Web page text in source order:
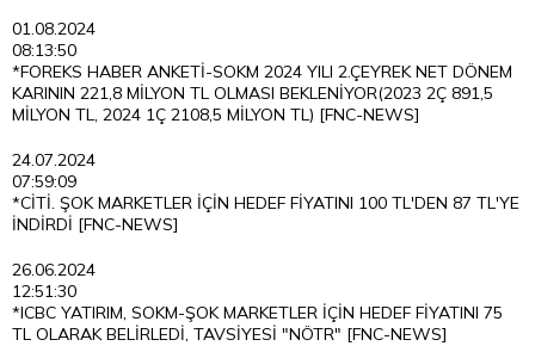
01.08.2024
08:13:50
*FOREKS HABER ANKETİ-SOKM 2024 YILI 2.ÇEYREK NET DÖNEM
KARININ 221,8 MİLYON TL OLMASI BEKLENİYOR(2023 2Ç 891,5
MİLYON TL, 2024 1Ç 2108,5 MİLYON TL) [FNC-NEWS]
24.07.2024
07:59:09
*CİTİ. ŞOK MARKETLER İÇİN HEDEF FİYATINI 100 TL'DEN 87 TL'YE
İNDİRDİ [FNC-NEWS]
26.06.2024
12:51:30
*ICBC YATIRIM, SOKM-ŞOK MARKETLER İÇİN HEDEF FİYATINI 75
TL OLARAK BELİRLEDİ, TAVSİYESİ "NÖTR" [FNC-NEWS]